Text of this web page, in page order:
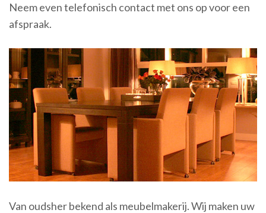
Neem even telefonisch contact met ons op voor een
afspraak.
Van oudsher bekend als meubelmakerij. Wij maken uw